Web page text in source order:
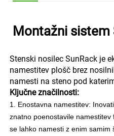
Montažni sistem
Stenski nosilec SunRack je
namestitev plošč brez
namesti na steno pod
Ključne značilnosti:
1. Enostavna namestitev:
znatno poenostavile
se lahko namesti z enim samim